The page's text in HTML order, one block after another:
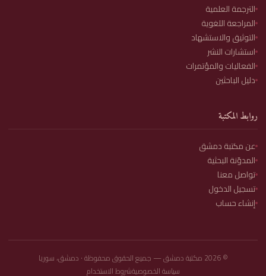
الترجمة العلمية
المراجعة اللغوية
التوثيق والاستشهاد
استشارات النشر
الفعاليات والمؤتمرات
دليل الباحثين
روابط المكتبة
عن مكتبة دمشق
المدوّنة البحثية
تواصل معنا
تسجيل الدخول
إنشاء حساب
©
2026 مكتبة دمشق — جميع الحقوق محفوظة · دمشق، سوريا
سياسة الخصوصيةشروط الاستخدام